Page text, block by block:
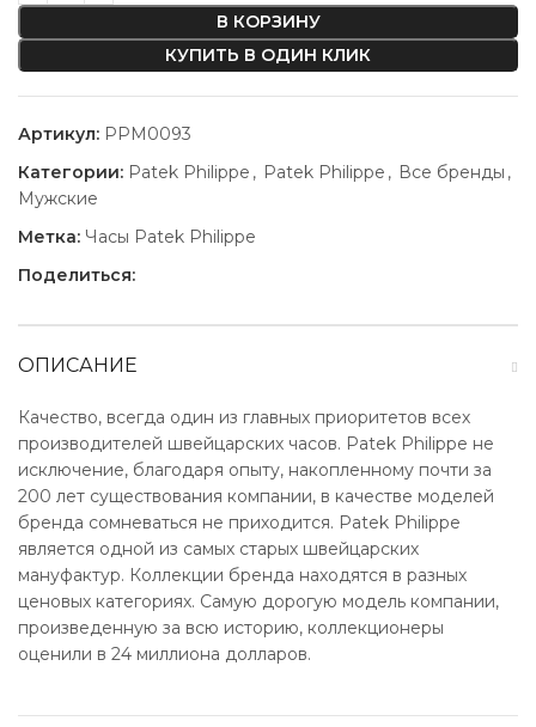
В КОРЗИНУ
КУПИТЬ В ОДИН КЛИК
Артикул: PPM0093
Категории: Patek Philippe , Patek Philippe , Все бренды ,
Мужские
Метка: Часы Patek Philippe
Поделиться:
ОПИСАНИЕ
Качество, всегда один из главных приоритетов всех
производителей швейцарских часов. Patek Philippe не
исключение, благодаря опыту, накопленному почти за
200 лет существования компании, в качестве моделей
бренда сомневаться не приходится. Patek Philippe
является одной из самых старых швейцарских
мануфактур. Коллекции бренда находятся в разных
ценовых категориях. Самую дорогую модель компании,
произведенную за всю историю, коллекционеры
оценили в 24 миллиона долларов.